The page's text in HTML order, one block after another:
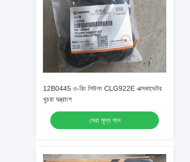
12B0445 ও-রিং লিউগং CLG922E এক্সকাভেটর
খুচরা যন্ত্রাংশ
সেরা মূল্য পান